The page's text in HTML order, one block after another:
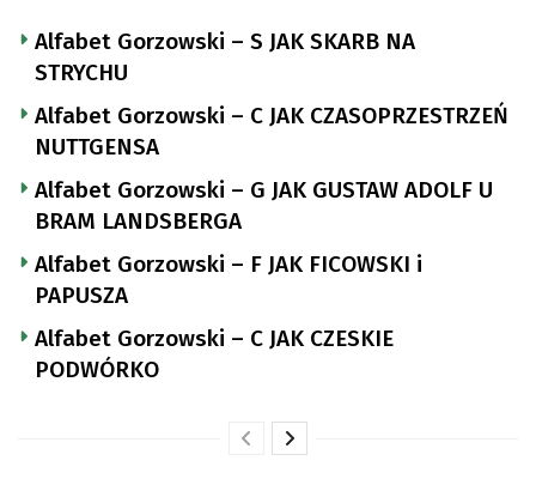
Alfabet Gorzowski – S JAK SKARB NA
STRYCHU
Alfabet Gorzowski – C JAK CZASOPRZESTRZEŃ
NUTTGENSA
Alfabet Gorzowski – G JAK GUSTAW ADOLF U
BRAM LANDSBERGA
Alfabet Gorzowski – F JAK FICOWSKI i
PAPUSZA
Alfabet Gorzowski – C JAK CZESKIE
PODWÓRKO